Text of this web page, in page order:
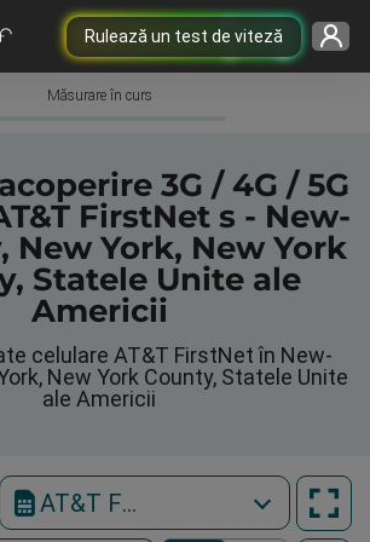
Rulează un test de viteză
Măsurare în curs
3G / 4G / 5G
FirstNet s - New-
New York, New York
Statele Unite ale
Americii
celulare AT&T FirstNet în New-
New York County, Statele Unite
ale Americii
AT&T FirstNet